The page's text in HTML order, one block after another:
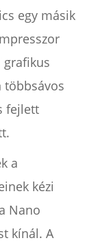
egy másik
grafikus
többsávos
fejlett
a
kézi
Nano
kínál. A